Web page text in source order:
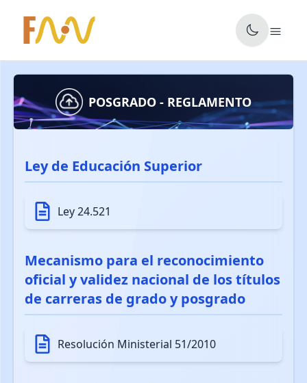
POSGRADO - REGLAMENTO
Ley de Educación Superior
Ley 24.521
Mecanismo para el reconocimiento
oficial y validez nacional de los títulos
de carreras de grado y posgrado
Resolución Ministerial 51/2010
✕